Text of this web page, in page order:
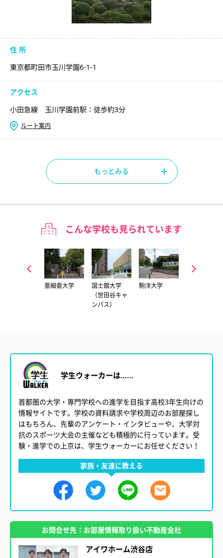
住 所
東京都町田市玉川学園6-1-1
アクセス
小田急線 玉川学園前駅：徒歩約3分
ルート案内
もっとみる
こんな学校も見られています
亜細亜大学
国士舘大学
（世田谷キャ
ンパス）
駒澤大学
家族・友達に教える
学生ウォーカーは……
首都圏の大学・専門学校への進学を目指す高校3年生向けの
情報サイトです。学校の資料請求や学校周辺のお部屋探し
はもちろん、先輩のアンケート・インタビューや、大学対
抗のスポーツ大会の主催なども積極的に行っています。受
験・進学での上京は、学生ウォーカーにお任せください！
お問合せ先：お部屋情報取り扱い不動産会社
アイワホーム渋谷店